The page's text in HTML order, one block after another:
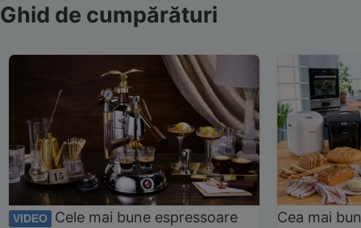
Ghid de cumpărături
VIDEO
Cele mai bune espressoare
Cea mai